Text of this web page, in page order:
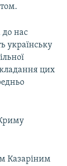
до нас
українську
цих
Казаріним